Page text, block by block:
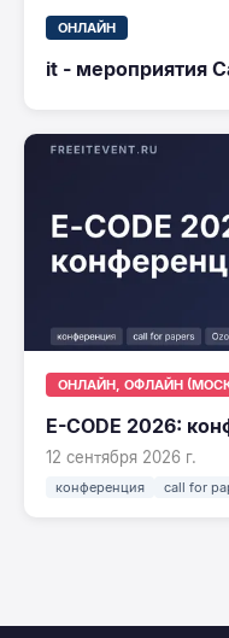
ОНЛАЙН
it - мероприятия
ОНЛАЙН, ОФЛАЙН
E-CODE 2026:
12 сентября 2026 г.
конференция call for